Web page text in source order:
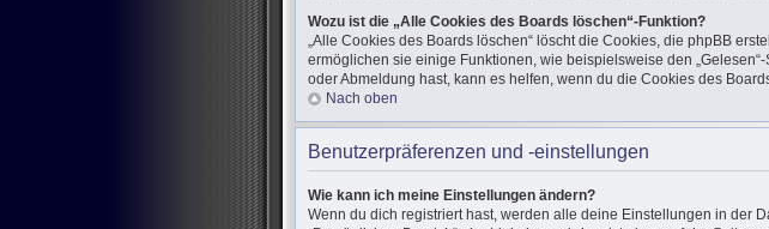
Wozu ist die „Alle Cookies des Boards löschen“-Funktion?
„Alle Cookies des Boards löschen“ löscht die Cookies, die phpBB
ermöglichen sie einige Funktionen, wie beispielsweise den
oder Abmeldung hast, kann es helfen, wenn du die Cookies des
Nach oben
Benutzerpräferenzen und -einstellungen
Wie kann ich meine Einstellungen ändern?
Wenn du dich registriert hast, werden alle deine Einstellungen in der